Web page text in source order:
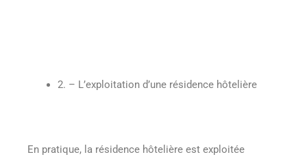
2. – L’exploitation d’une résidence hôtelière
En pratique, la résidence hôtelière est exploitée